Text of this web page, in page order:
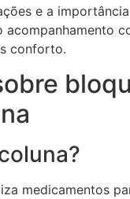
e a
conforto.
medicamentos